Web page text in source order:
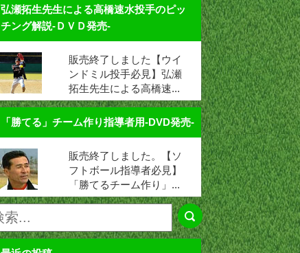
弘瀬拓生先生による高橋速水投手のピッ
チング解説-ＤＶＤ発売-
販売終了しました【ウイ
ンドミル投手必見】弘瀬
拓生先生による高橋速...
「勝てる」チーム作り指導者用-DVD発売-
販売終了しました。【ソ
フトボール指導者必見】
「勝てるチーム作り」...